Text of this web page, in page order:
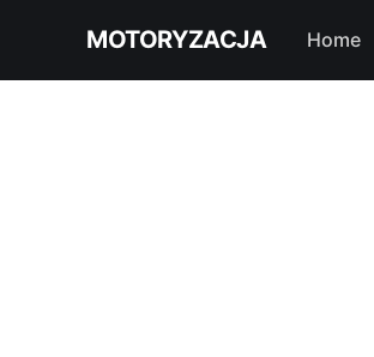
MOTORYZACJA Home